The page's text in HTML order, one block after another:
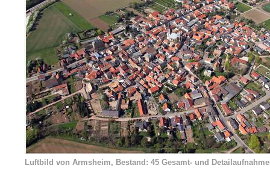
Luftbild von Armsheim, Bestand: 45 Gesamt- und